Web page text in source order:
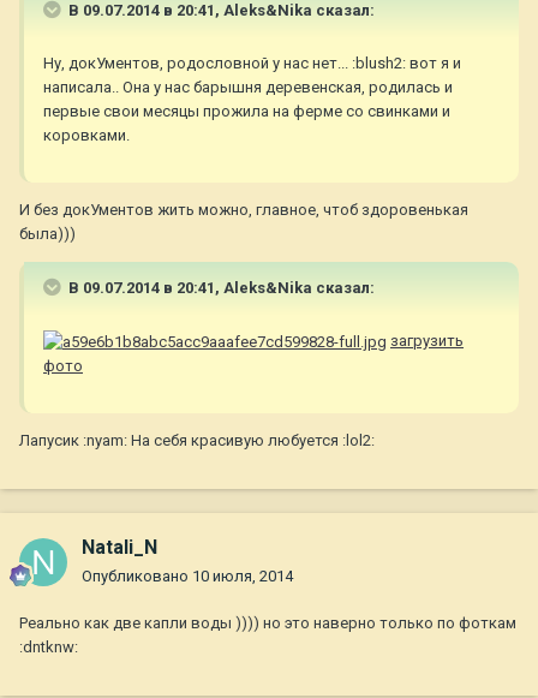
В 09.07.2014 в 20:41, Aleks&Nika сказал:
Ну, докУментов, родословной у нас нет... :blush2: вот я и
написала.. Она у нас барышня деревенская, родилась и
первые свои месяцы прожила на ферме со свинками и
коровками.
И без докУментов жить можно, главное, чтоб здоровенькая
была)))
В 09.07.2014 в 20:41, Aleks&Nika сказал:
загрузить
фото
Лапусик :nyam: На себя красивую любуется :lol2:
Natali_N
Опубликовано 10 июля, 2014
Реально как две капли воды )))) но это наверно только по фоткам
:dntknw: